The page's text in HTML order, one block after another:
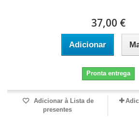
37,00 €
Adicionar
Pronta entrega
Adicionar à Lista de
presentes